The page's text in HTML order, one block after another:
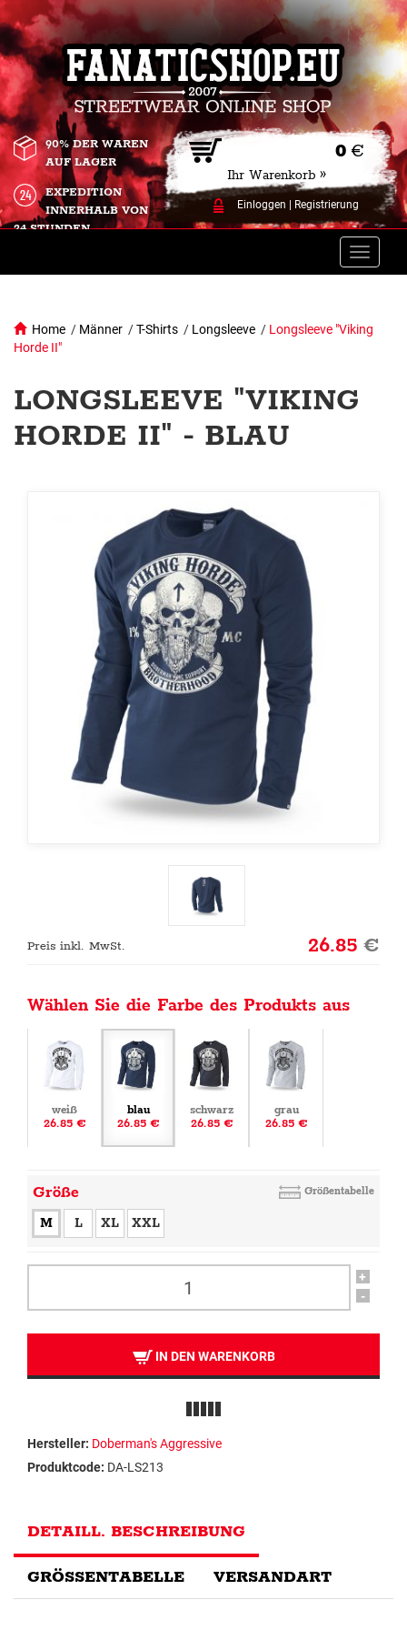
0 €
Ihr Warenkorb »
Einloggen Registrierung
90% DER WAREN
AUF LAGER
EXPEDITION
INNERHALB VON
24 STUNDEN.
Toggle
Home / Männer /T-Shirts / Longsleeve / Longsleeve "Viking
Horde II"
LONGSLEEVE "VIKING
HORDE II" - BLAU
Preis inkl. MwSt. 26.85€
Wählen Sie die Farbe des Produkts aus
weiß
26.85 €
blau
26.85 €
schwarz
26.85 €
grau
26.85 €
Größe Größentabelle
M L XL XXL
+
-
IN DEN WARENKORB
Hersteller: Doberman's Aggressive
Produktcode: DA-LS213
DETAILL. BESCHREIBUNG
GRÖSSENTABELLE VERSANDART